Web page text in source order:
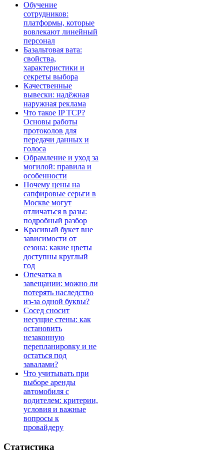
Обучение
сотрудников:
платформы, которые
вовлекают линейный
персонал
Базальтовая вата:
свойства,
характеристики и
секреты выбора
Качественные
вывески: надёжная
наружная реклама
Что такое IP TCP?
Основы работы
протоколов для
передачи данных и
голоса
Обрамление и уход за
могилой: правила и
особенности
Почему цены на
сапфировые серьги в
Москве могут
отличаться в разы:
подробный разбор
Красивый букет вне
зависимости от
сезона: какие цветы
доступны круглый
год
Опечатка в
завещании: можно ли
потерять наследство
из-за одной буквы?
Сосед сносит
несущие стены: как
остановить
незаконную
перепланировку и не
остаться под
завалами?
Что учитывать при
выборе аренды
автомобиля с
водителем: критерии,
условия и важные
вопросы к
провайдеру
Статистика